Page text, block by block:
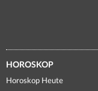
HOROSKOP
Horoskop Heute